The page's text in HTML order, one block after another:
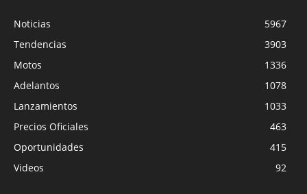
Noticias
5967
Tendencias
3903
Motos
1336
Adelantos
1078
Lanzamientos
1033
Precios Oficiales
463
Oportunidades
415
Videos
92